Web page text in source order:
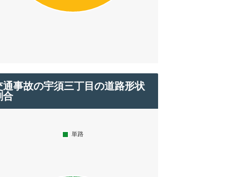
通事故の宇須三丁目の道路形状
合